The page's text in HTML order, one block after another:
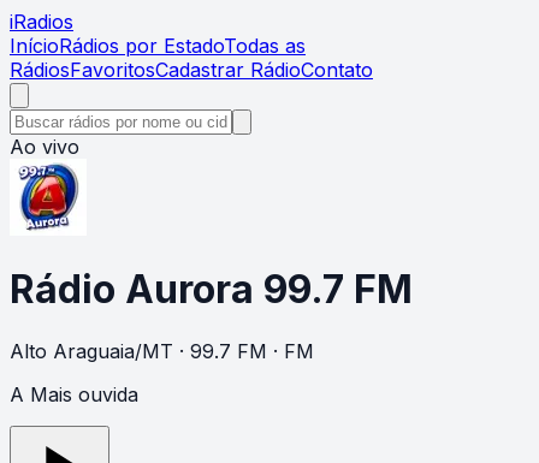
iRadios
InícioRádios por EstadoTodas as
RádiosFavoritosCadastrar RádioContato
Ao vivo
Rádio Aurora 99.7 FM
Alto Araguaia/MT · 99.7 FM · FM
A Mais ouvida